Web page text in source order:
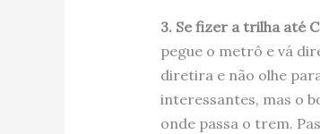
3. Se fizer a trilha até
pegue o metrô e vá
diretira e não olhe
interessantes, mas o
onde passa o trem.